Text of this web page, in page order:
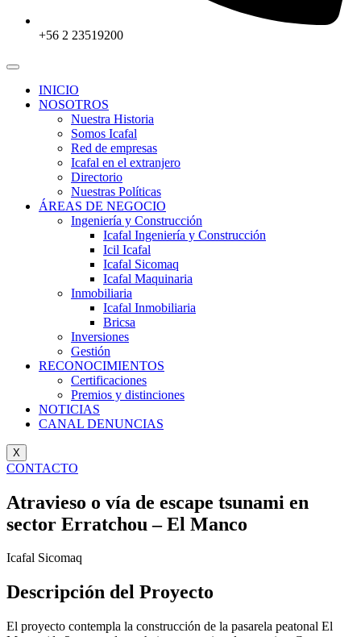
+56 2 23519200
INICIO
NOSOTROS
Nuestra Historia
Somos Icafal
Red de empresas
Icafal en el extranjero
Directorio
Nuestras Políticas
ÁREAS DE NEGOCIO
Ingeniería y Construcción
Icafal Ingeniería y Construcción
Icil Icafal
Icafal Sicomaq
Icafal Maquinaria
Inmobiliaria
Icafal Inmobiliaria
Bricsa
Inversiones
Gestión
RECONOCIMIENTOS
Certificaciones
Premios y distinciones
NOTICIAS
CANAL DENUNCIAS
X
CONTACTO
Atravieso o vía de escape tsunami en
sector Erratchou – El Manco
Icafal Sicomaq
Descripción del Proyecto
El proyecto contempla la construcción de la pasarela peatonal El